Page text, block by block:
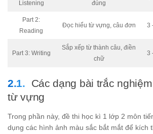
Listening
đúng
Part 2:
Reading
Đọc hiểu từ vựng, câu đơn 3
Part 3: Writing
Sắp xếp từ thành câu, điền
chữ
3
Các dạng bài trắc
từ vựng
Trong phần này, đề thi học kì 1 lớp 2 môn
dụng các hình ảnh màu sắc bắt mắt để kích